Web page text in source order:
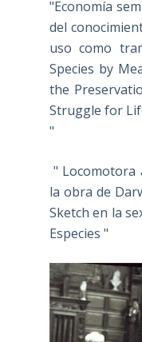
"Economía
del
uso como
Species by
the
Struggle for
"
" Locomotora
la obra de
Sketch en la
Especies "